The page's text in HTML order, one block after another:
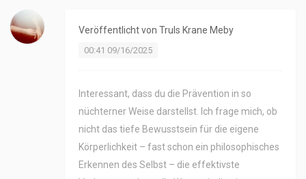
Veröffentlicht von Truls Krane Meby
00:41 09/16/2025
Interessant, dass du die Prävention in so
nüchterner Weise darstellst. Ich frage mich, ob
nicht das tiefe Bewusstsein für die eigene
Körperlichkeit – fast schon ein philosophisches
Erkennen des Selbst – die effektivste